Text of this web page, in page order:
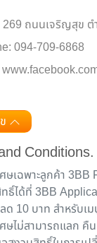
ถนนเจริญสุข ต
094-709-6868
ข
Conditions.
ษเฉพาะลูกค้า 3BB
ธิ์ได้ที่ 3BB
ด 10 บาท สำหรับเ
ษไม่สามารถแลก คื